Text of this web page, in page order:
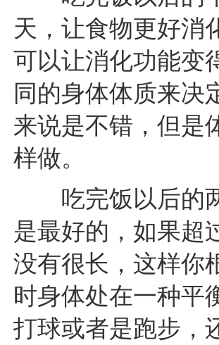
天，让食物更好消
可以让消化功能变
同的身体体质来决
来说是不错，但是
样做。
吃完饭以后的两
是最好的，如果超
没有很长，这样你
时身体处在一种平
打球或者是跑步，